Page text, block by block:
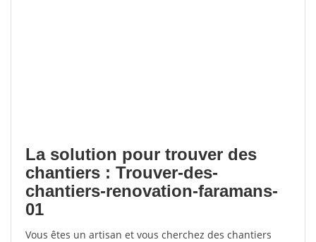
La solution pour trouver des
chantiers : Trouver-des-
chantiers-renovation-faramans-
01
Vous êtes un artisan et vous cherchez des chantiers